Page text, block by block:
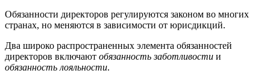
Обязанности директоров регулируются законом во многих
странах, но меняются в зависимости от юрисдикций.
Два широко распространенных элемента обязанностей
директоров включают обязанность заботливости и
обязанность лояльности.